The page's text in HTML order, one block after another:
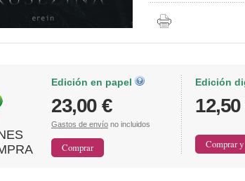
Edición en papel
23,00 €
Gastos de envío no incluidos
Edición
12,50